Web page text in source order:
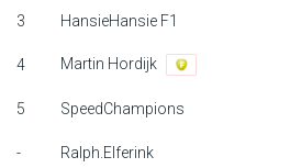
3 HansieHansie F1
4 Martin Hordijk
5 SpeedChampions
- Ralph.Elferink